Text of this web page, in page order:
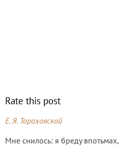
Rate this post
Е. Я. Тараховской
Мне снилось: я бреду впотьмах,